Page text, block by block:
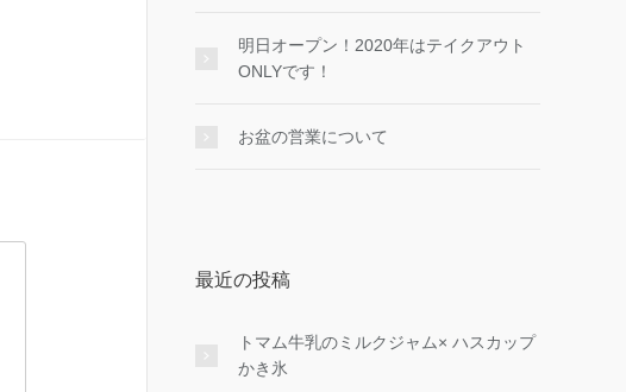
明日オープン！2020年はテイクアウト
ONLYです！
お盆の営業について
最近の投稿
トマム牛乳のミルクジャム× ハスカップ
かき氷